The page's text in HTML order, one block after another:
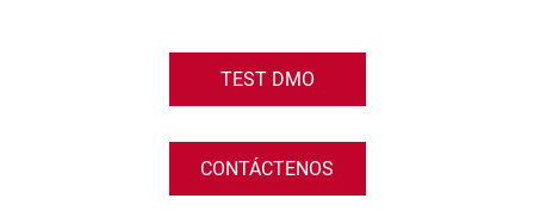
TEST DMO
CONTÁCTENOS